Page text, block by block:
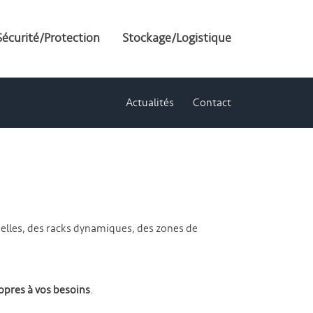
Protection Stockage/Logistique
Actualités Contact
des racks dynamiques, des zones de
à vos besoins.